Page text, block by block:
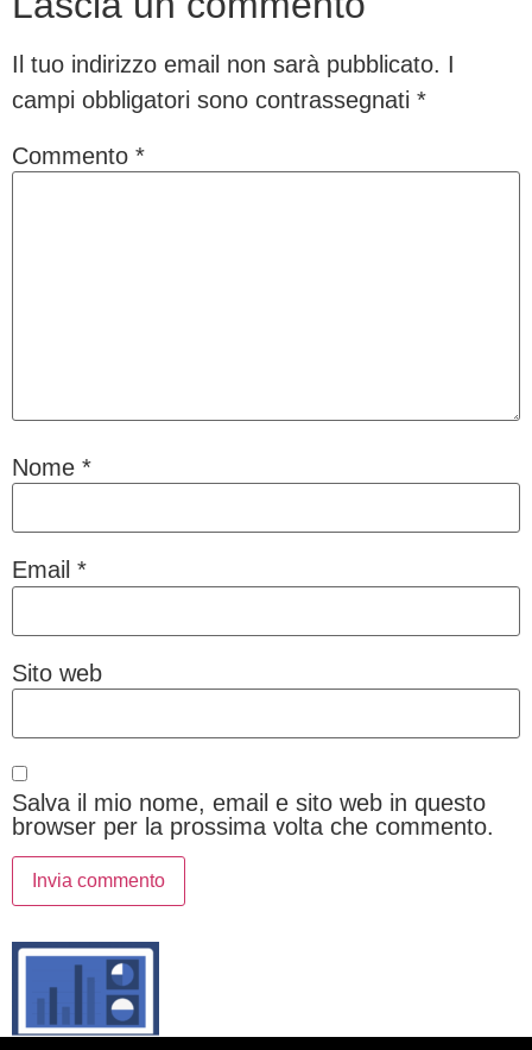
Il tuo indirizzo email non sarà pubblicato. I
campi obbligatori sono contrassegnati *
Commento *
Nome *
Email *
Sito web
Salva il mio nome, email e sito web in questo
browser per la prossima volta che commento.